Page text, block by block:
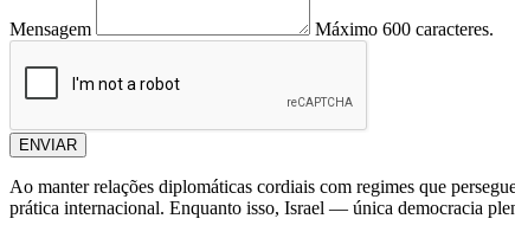
Mensagem Máximo 600 caracteres.
ENVIAR
Ao manter relações diplomáticas cordiais com regimes que
prática internacional. Enquanto isso, Israel — única democracia